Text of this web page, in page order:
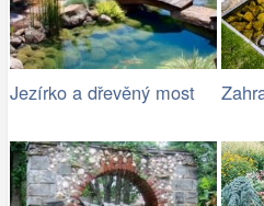
Jezírko a dřevěný most